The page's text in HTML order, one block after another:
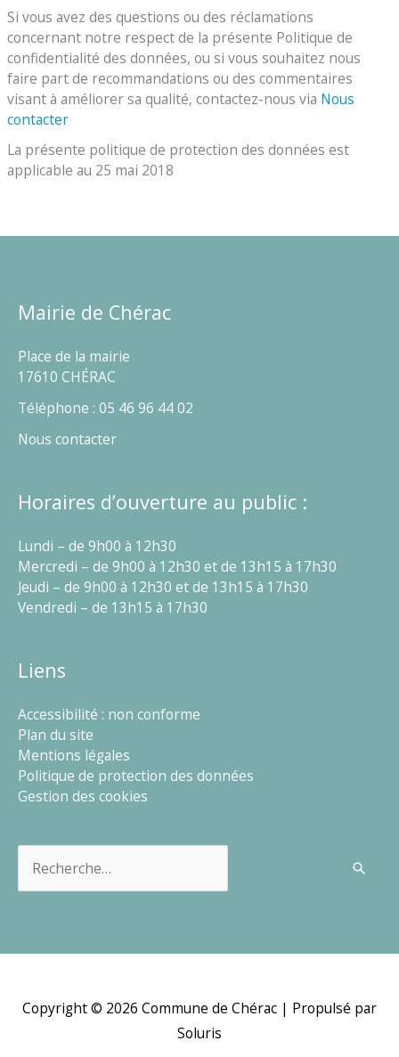
Si vous avez des questions ou des réclamations
concernant notre respect de la présente Politique de
confidentialité des données, ou si vous souhaitez nous
faire part de recommandations ou des commentaires
visant à améliorer sa qualité, contactez-nous via Nous
contacter
La présente politique de protection des données est
applicable au 25 mai 2018
Mairie de Chérac
Place de la mairie
17610 CHÉRAC
Téléphone : 05 46 96 44 02
Nous contacter
Horaires d’ouverture au public :
Lundi – de 9h00 à 12h30
Mercredi – de 9h00 à 12h30 et de 13h15 à 17h30
Jeudi – de 9h00 à 12h30 et de 13h15 à 17h30
Vendredi – de 13h15 à 17h30
Liens
Accessibilité : non conforme
Plan du site
Mentions légales
Politique de protection des données
Gestion des cookies
Copyright © 2026 Commune de Chérac | Propulsé par
Soluris